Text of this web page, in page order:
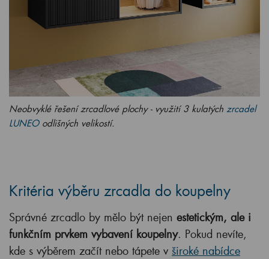
Neobvyklé řešení zrcadlové plochy - využití 3 kulatých zrcadel
LUNEOodlišných velikostí.
Kritéria výběru zrcadla do koupelny
Správné zrcadlo by mělo být nejen estetickým, ale i
funkčním prvkem vybavení koupelny. Pokud nevíte,
kde s výběrem začít nebo tápete v široké nabídce